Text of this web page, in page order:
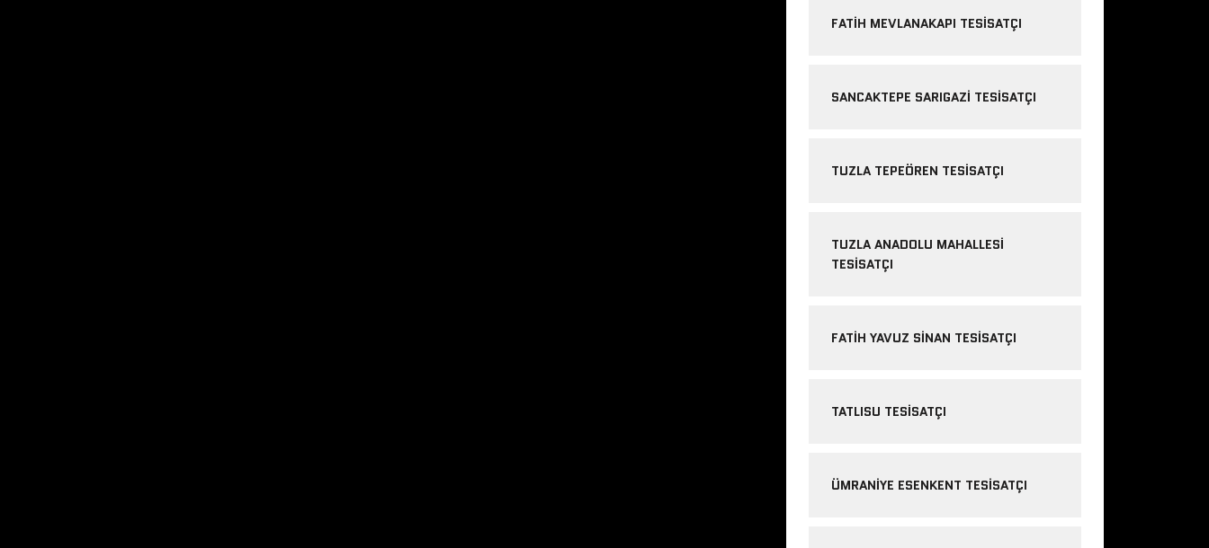
FATIH MEVLANAKAPI TESISATÇI
SANCAKTEPE SARIGAZI TESISATÇI
TUZLA TEPEÖREN TESISATÇI
TUZLA ANADOLU MAHALLESI
TESISATÇI
FATIH YAVUZ SINAN TESISATÇI
TATLISU TESISATÇI
ÜMRANIYE ESENKENT TESISATÇI